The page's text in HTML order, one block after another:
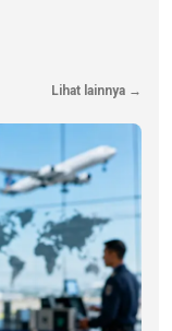
Lihat lainnya →